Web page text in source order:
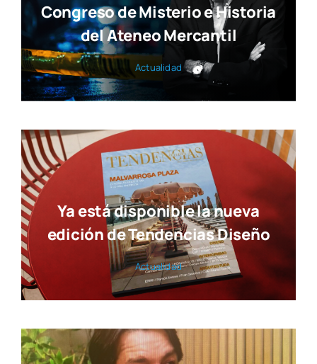
Congreso de Misterio e Historia
del Ateneo Mercantil
Actua­li­dad
Ya está disponible la nueva
edición de Tendencias Diseño
Actua­li­dad